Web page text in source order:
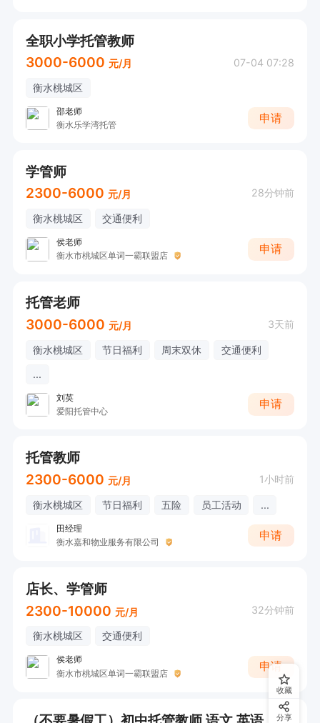
全职小学托管教师
3000-6000 元/月 07-04 07:28
衡水桃城区
邵老师
衡水乐学湾托管
申请
学管师
2300-6000 元/月 28分钟前
衡水桃城区 交通便利
侯老师
衡水市桃城区单词一霸联盟店
申请
托管老师
3000-6000 元/月 3天前
衡水桃城区 节日福利 周末双休
交通便利
...
刘英
爱阳托管中心
申请
托管教师
2300-6000 元/月 1小时前
衡水桃城区 节日福利 五险 员工活动 ...
田经理
衡水嘉和物业服务有限公司
申请
店长、学管师
2300-10000 元/月 32分钟前
衡水桃城区 交通便利
侯老师
衡水市桃城区单词一霸联盟店
申请
收藏
分享